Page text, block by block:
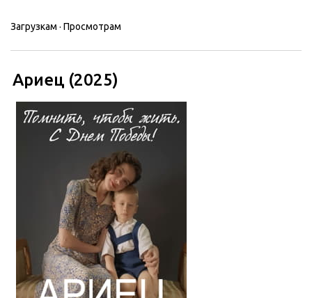
Загрузкам · Просмотрам
Ариец (2025)